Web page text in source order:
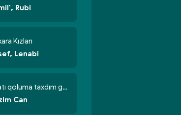
Rubi
Kızları
Lenabi
Saatı qoluma taxdım göyün üzünə qalxdım
Can